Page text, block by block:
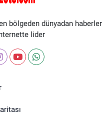
bölgeden dünyadan haberler
lider